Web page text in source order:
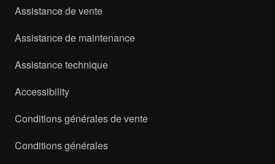
Assistance de vente
Assistance de maintenance
Assistance technique
Accessibility
Conditions générales de vente
Conditions générales